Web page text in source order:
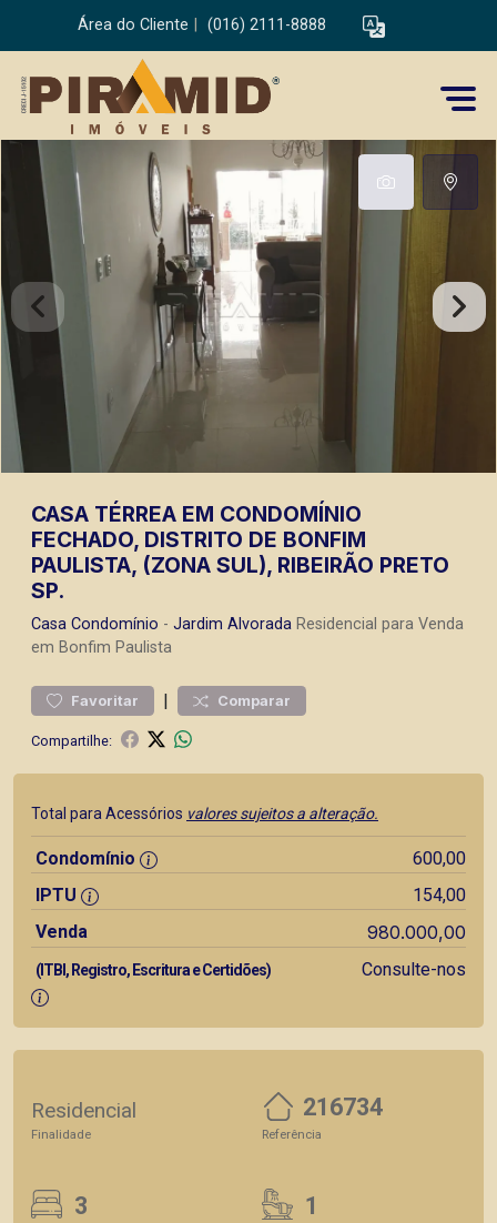
Área do Cliente (016) 2111-8888
CASA TÉRREA EM CONDOMÍNIO
FECHADO, DISTRITO DE BONFIM
PAULISTA, (ZONA SUL), RIBEIRÃO PRETO
SP.
Casa Condomínio - Jardim Alvorada Residencial para Venda
em Bonfim Paulista
Favoritar | Comparar
Compartilhe:
Total para Acessórios valores sujeitos a alteração.
Condomínio
600,00
IPTU
154,00
Venda
980.000,00
(ITBI, Registro, Escritura e Certidões) Consulte-nos
Residencial
Finalidade
216734
Referência
3 1